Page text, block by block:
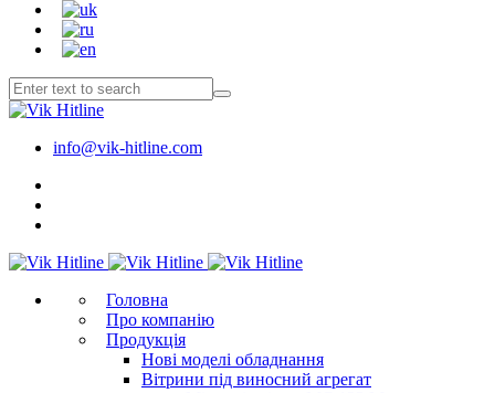
info@vik-hitline.com
Головна
Про компанію
Продукція
Нові моделі обладнання
Вітрини під виносний агрегат